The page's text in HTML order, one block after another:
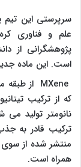
سرپرستی این
علم و فناوری
پژوهشگرانی از
است. این ماده
MXene از طبقه
که از ترکیب
نانومتر تولید می
ترکیب قادر به
منتشر شده از
همراه است.